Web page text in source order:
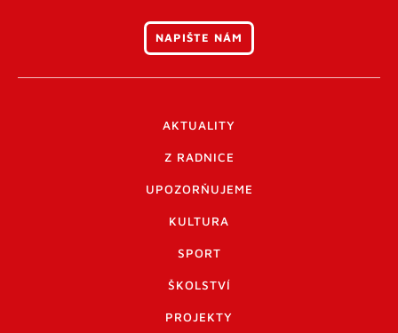
NAPIŠTE NÁM
AKTUALITY
Z RADNICE
UPOZORŇUJEME
KULTURA
SPORT
ŠKOLSTVÍ
PROJEKTY